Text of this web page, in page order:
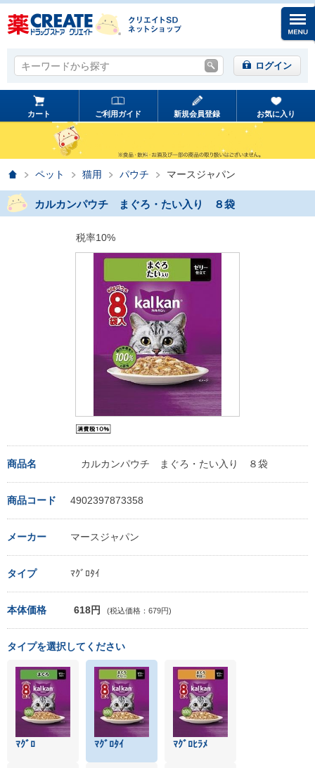
キーワードから探す
キーワードから探す ログイン
カート ご利用ガイド 新規会員登録 お気に入り
ホームペット 猫用 パウチ マースジャパン
カルカンパウチ まぐろ・たい入り ８袋
税率10%
商品名 カルカンパウチ まぐろ・たい入り ８袋
商品コード 4902397873358
メーカー マースジャパン
タイプ ﾏｸﾞﾛﾀｲ
本体価格 618円 (税込価格：679円)
タイプを選択してください
ﾏｸﾞﾛ ﾏｸﾞﾛﾀｲ ﾏｸﾞﾛﾋﾗﾒ